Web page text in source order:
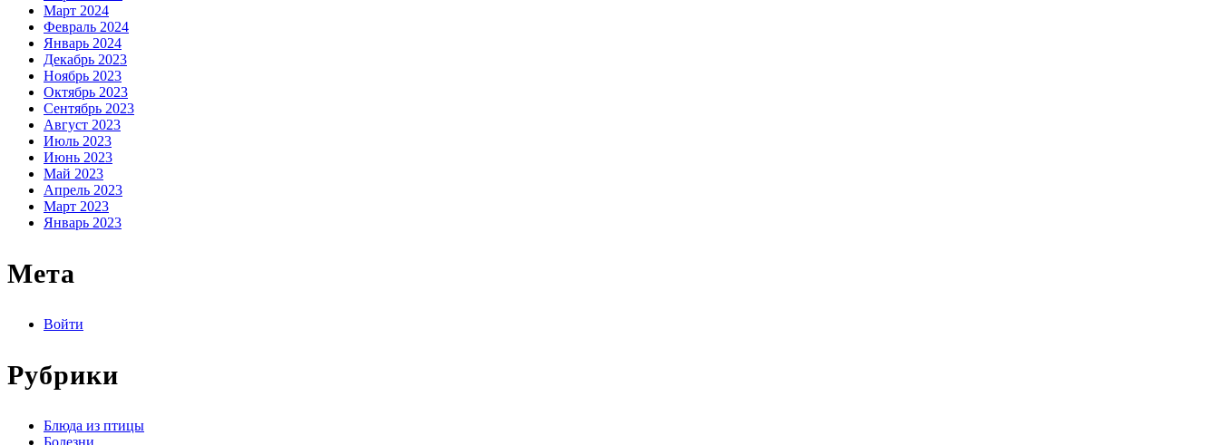
Март 2024
Февраль 2024
Январь 2024
Декабрь 2023
Ноябрь 2023
Октябрь 2023
Сентябрь 2023
Август 2023
Июль 2023
Июнь 2023
Май 2023
Апрель 2023
Март 2023
Январь 2023
Мета
Войти
Рубрики
Блюда из птицы
Болезни